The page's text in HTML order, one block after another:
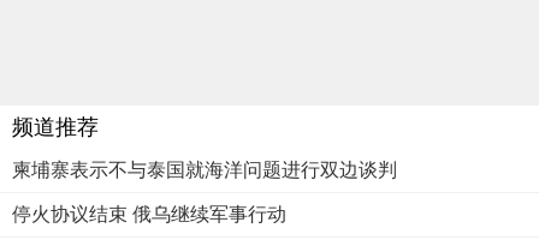
频道推荐
柬埔寨表示不与泰国就海洋问题进行双边谈判
停火协议结束 俄乌继续军事行动